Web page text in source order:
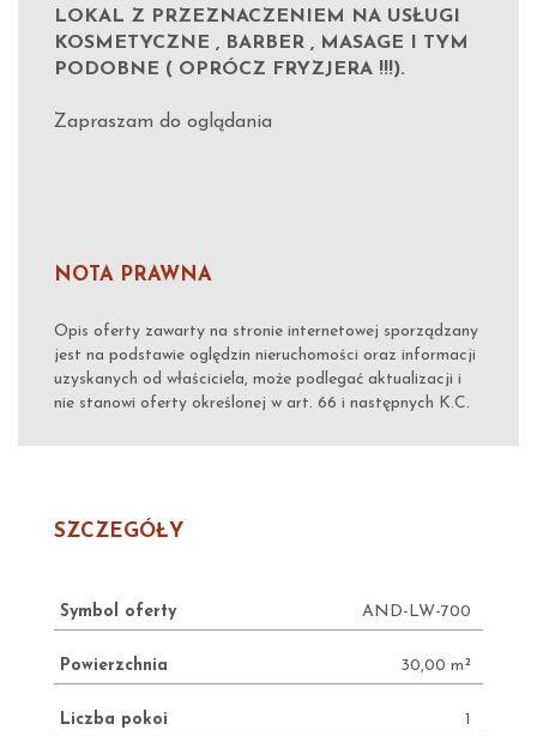
LOKAL Z PRZEZNACZENIEM NA USŁUGI
KOSMETYCZNE , BARBER , MASAGE I TYM
PODOBNE ( OPRÓCZ FRYZJERA !!!).
Zapraszam do oglądania
NOTA PRAWNA
Opis oferty zawarty na stronie internetowej sporządzany
jest na podstawie oględzin nieruchomości oraz informacji
uzyskanych od właściciela, może podlegać aktualizacji i
nie stanowi oferty określonej w art. 66 i następnych K.C.
SZCZEGÓŁY
Symbol oferty AND-LW-700
Powierzchnia 30,00 m²
Liczba pokoi 1